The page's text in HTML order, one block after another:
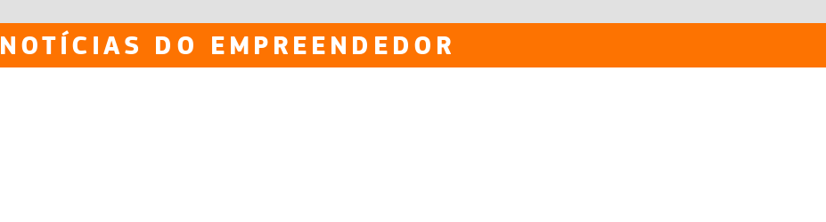
NOTÍCIAS DO EMPREENDEDOR